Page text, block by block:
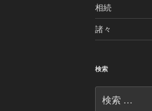
相続
諸々
検索
索: